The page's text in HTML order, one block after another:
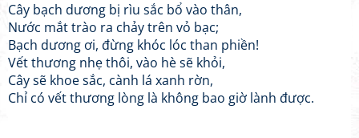
Cây bạch dương bị rìu sắc bổ vào thân,
Nước mắt trào ra chảy trên vỏ bạc;
Bạch dương ơi, đừng khóc lóc than phiền!
Vết thương nhẹ thôi, vào hè sẽ khỏi,
Cây sẽ khoe sắc, cành lá xanh rờn,
Chỉ có vết thương lòng là không bao giờ lành được.